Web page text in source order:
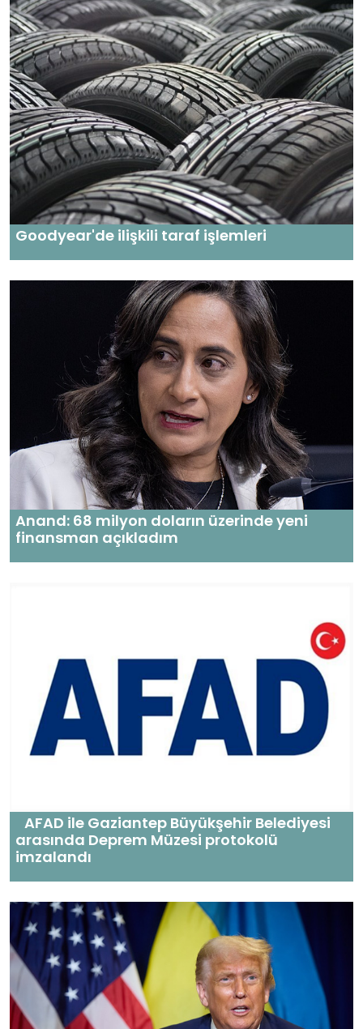
Goodyear'de ilişkili taraf işlemleri
Anand: 68 milyon doların üzerinde yeni
finansman açıkladım
AFAD ile Gaziantep Büyükşehir Belediyesi
arasında Deprem Müzesi protokolü
imzalandı